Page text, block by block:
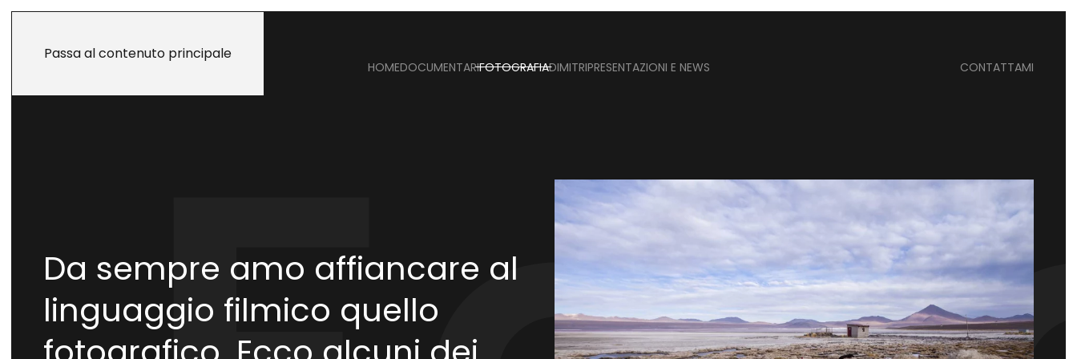
Passa al contenuto principale
HOMEDOCUMENTARIFOTOGRAFIADIMITRIPRESENTAZIONI E NEWS CONTATTAMI
Da sempre amo affiancare al
linguaggio filmico quello